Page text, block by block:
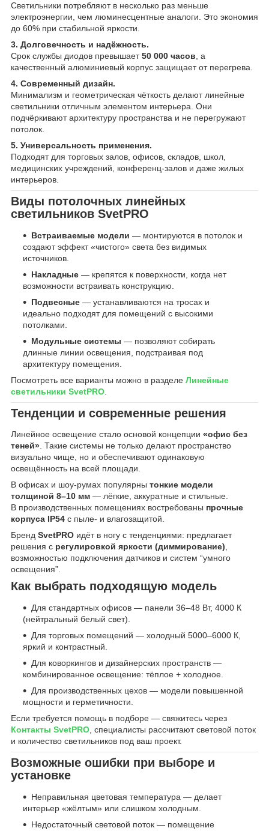
Светильники потребляют в несколько раз меньше
электроэнергии, чем люминесцентные аналоги. Это экономия
до 60% при стабильной яркости.
3. Долговечность и надёжность.
Срок службы диодов превышает50 000 часов , а
качественный алюминиевый корпус защищает от перегрева.
4. Современный дизайн.
Минимализм и геометрическая чёткость делают линейные
светильники отличным элементом интерьера. Они
подчёркивают архитектуру пространства и не перегружают
потолок.
5. Универсальность применения.
Подходят для торговых залов, офисов, складов, школ,
медицинских учреждений, конференц-залов и даже жилых
интерьеров.
Виды потолочных линейных
светильников SvetPRO
Встраиваемые модели — монтируются в потолок и
создают эффект «чистого» света без видимых
источников.
Накладные — крепятся к поверхности, когда нет
возможности встраивать конструкцию.
Подвесные — устанавливаются на тросах и
идеально подходят для помещений с высокими
потолками.
Модульные системы — позволяют собирать
длинные линии освещения, подстраивая под
архитектуру помещения.
Посмотреть все варианты можно в разделе Линейные
светильники SvetPRO
Тенденции и современные решения
Линейное освещение стало основой концепции «офис без
теней». Такие системы не только делают пространство
визуально чище, но и обеспечивают одинаковую
освещённость на всей площади.
В офисах и шоу-румах популярны тонкие модели
толщиной 8–10 мм — лёгкие, аккуратные и стильные.
В производственных помещениях востребованы прочные
корпуса IP54 с пыле- и влагозащитой.
Бренд SvetPRO идёт в ногу с тенденциями: предлагает
решения с регулировкой яркости (диммирование),
возможностью подключения датчиков и систем “умного
освещения”.
Как выбрать подходящую модель
Для стандартных офисов — панели 36–48 Вт, 4000 К
(нейтральный белый свет).
Для торговых помещений — холодный 5000–6000 К,
яркий и контрастный.
Для коворкингов и дизайнерских пространств —
комбинированное освещение: тёплое + холодное.
Для производственных цехов — модели повышенной
мощности и герметичности.
Если требуется помощь в подборе — свяжитесь через
Контакты SvetPRO , специалисты рассчитают световой поток
и количество светильников под ваш проект.
Возможные ошибки при выборе и
установке
Неправильная цветовая температура — делает
интерьер «жёлтым» или слишком холодным.
Недостаточный световой поток — помещение